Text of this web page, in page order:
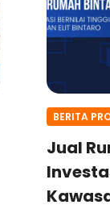
BERITA
Jual